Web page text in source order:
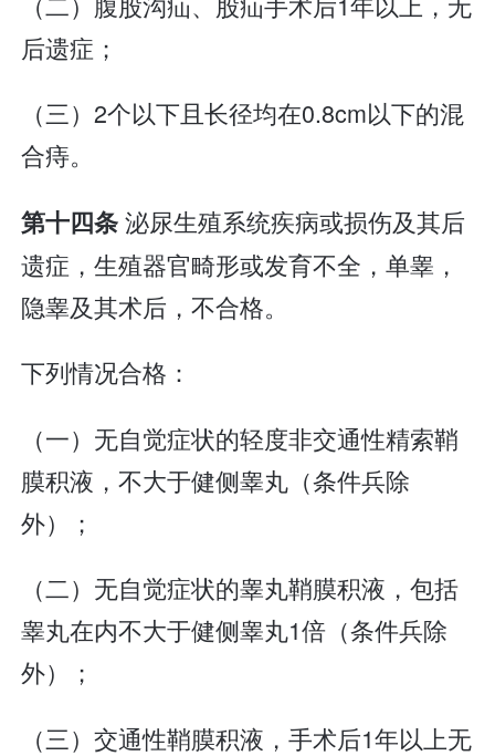
后遗症；
（三）2个以下且长径均在0.8cm以下的混
合痔。
第十四条泌尿生殖系统疾病或损伤及其后
遗症，生殖器官畸形或发育不全，单睾，
隐睾及其术后，不合格。
下列情况合格：
（一）无自觉症状的轻度非交通性精索鞘
膜积液，不大于健侧睾丸（条件兵除
外）；
（二）无自觉症状的睾丸鞘膜积液，包括
睾丸在内不大于健侧睾丸1倍（条件兵除
外）；
（三）交通性鞘膜积液，手术后1年以上无